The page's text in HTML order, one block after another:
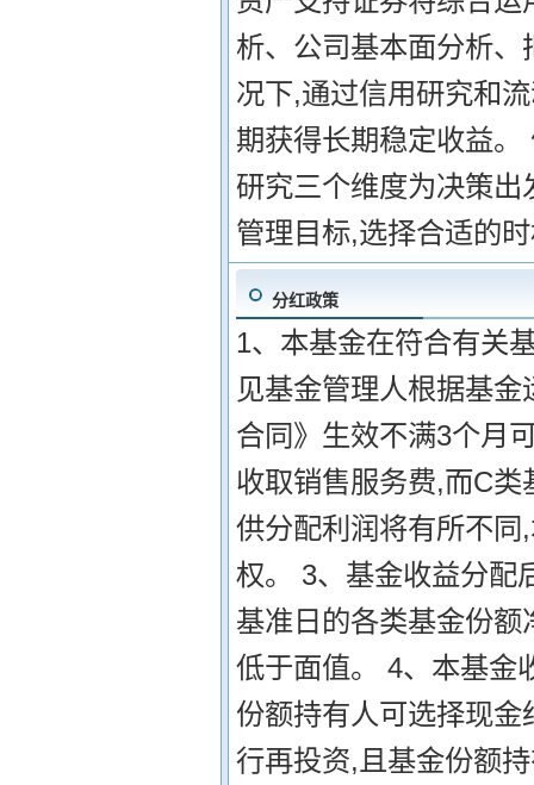
析、公司基本面分析
况下,通过信用研究和
期获得长期稳定收益
研究三个维度为决策
管理目标,选择合适的
分红政策
1、本基金在符合有关
见基金管理人根据基
合同》生效不满3个月
收取销售服务费,而C
供分配利润将有所不
权。 3、基金收益分配
基准日的各类基金份
低于面值。 4、本基金
份额持有人可选择现
行再投资,且基金份额